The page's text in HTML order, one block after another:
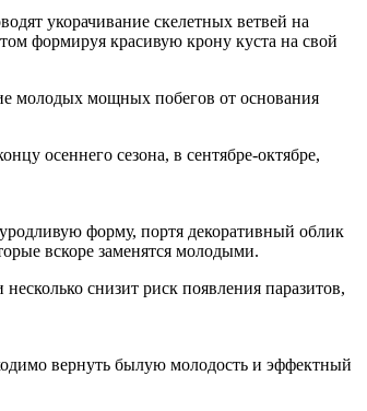
укорачивание скелетных ветвей на
формируя красивую крону куста на свой
молодых мощных побегов от основания
осеннего сезона, в сентябре-октябре,
форму, портя декоративный облик
вскоре заменятся молодыми.
снизит риск появления паразитов,
вернуть былую молодость и эффектный